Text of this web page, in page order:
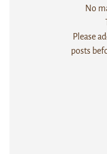
No
Please
posts